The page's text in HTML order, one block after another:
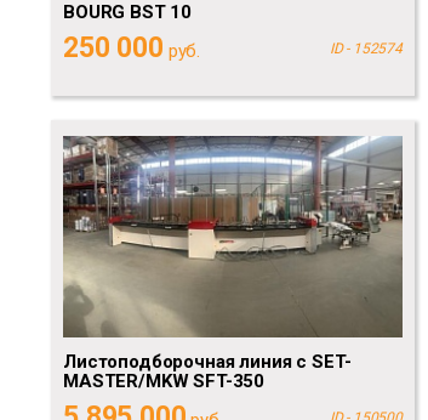
BOURG BST 10
250 000 руб. ID - 152574
Листоподборочная линия с SET-
MASTER/MKW SFT-350